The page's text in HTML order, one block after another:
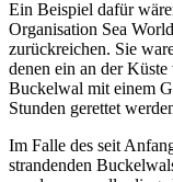
Ein Beispiel dafür
Organisation Sea
zurückreichen. Sie
denen ein an der
Buckelwal mit einem
Stunden gerettet
Im Falle des seit
strandenden